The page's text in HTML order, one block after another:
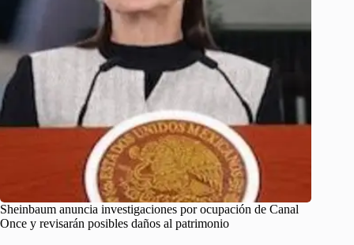
Sheinbaum anuncia investigaciones por ocupación de Canal
Once y revisarán posibles daños al patrimonio